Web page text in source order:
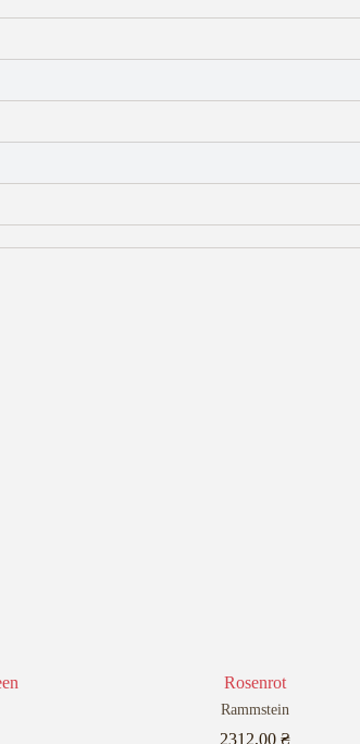
Rosenrot
Rammstein
2312,00₴